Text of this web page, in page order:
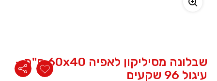
שבלונה מסיליקון לאפיה 60x40 ס"מ -
עיגול 96 שקעים